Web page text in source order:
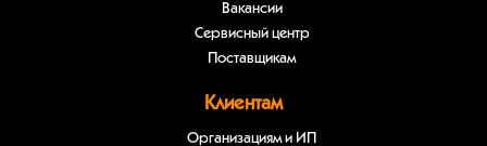
Вакансии
Сервисный центр
Поставщикам
Клиентам
Организациям и ИП